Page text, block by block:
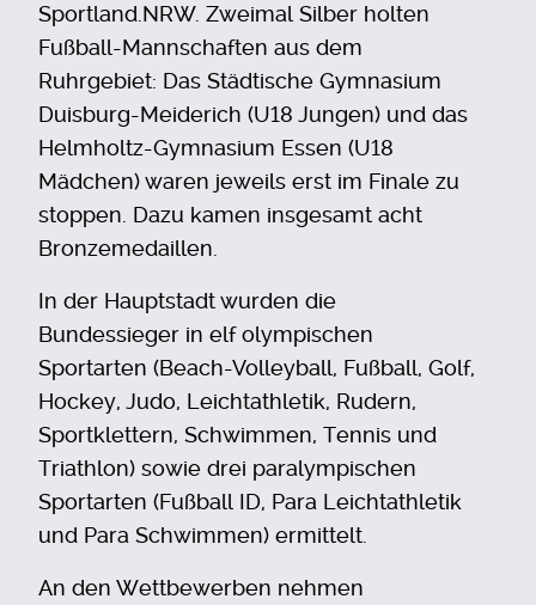
Sportland.NRW. Zweimal Silber holten
Fußball-Mannschaften aus dem
Ruhrgebiet: Das Städtische Gymnasium
Duisburg-Meiderich (U18 Jungen) und das
Helmholtz-Gymnasium Essen (U18
Mädchen) waren jeweils erst im Finale zu
stoppen. Dazu kamen insgesamt acht
Bronzemedaillen.
In der Hauptstadt wurden die
Bundessieger in elf olympischen
Sportarten (Beach-Volleyball, Fußball, Golf,
Hockey, Judo, Leichtathletik, Rudern,
Sportklettern, Schwimmen, Tennis und
Triathlon) sowie drei paralympischen
Sportarten (Fußball ID, Para Leichtathletik
und Para Schwimmen) ermittelt.
An den Wettbewerben nehmen